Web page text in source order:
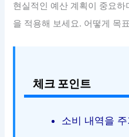
현실적인 예산 계획이 중요
을 적용해 보세요. 어떻게 목
체크 포인트
소비 내역을